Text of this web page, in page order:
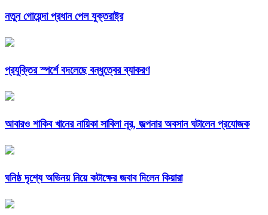
নতুন গোয়েন্দা প্রধান পেল যুক্তরাষ্ট্র
প্রযুক্তির স্পর্শে বদলেছে বন্ধুত্বের ব্যাকরণ
আবারও শাকিব খানের নায়িকা সাবিলা নূর, জল্পনার অবসান ঘটালেন প্রযোজক
ঘনিষ্ঠ দৃশ্যে অভিনয় নিয়ে কটাক্ষের জবাব দিলেন কিয়ারা